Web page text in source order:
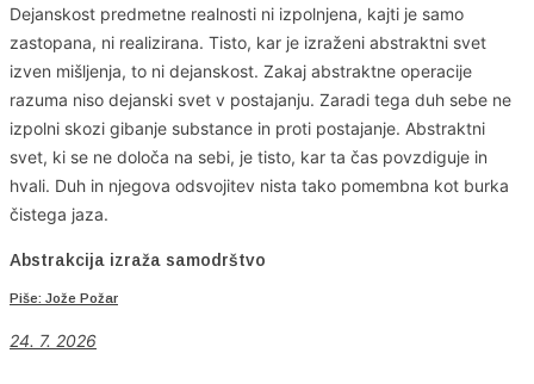
Dejanskost predmetne realnosti ni izpolnjena, kajti je samo
zastopana, ni realizirana. Tisto, kar je izraženi abstraktni svet
izven mišljenja, to ni dejanskost. Zakaj abstraktne operacije
razuma niso dejanski svet v postajanju. Zaradi tega duh sebe ne
izpolni skozi gibanje substance in proti postajanje. Abstraktni
svet, ki se ne določa na sebi, je tisto, kar ta čas povzdiguje in
hvali. Duh in njegova odsvojitev nista tako pomembna kot burka
čistega jaza.
Abstrakcija izraža samodrštvo
Piše: Jože Požar
24. 7. 2026